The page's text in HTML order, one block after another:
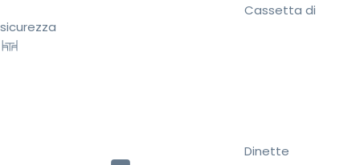
Cassetta di
sicurezza
Dinette